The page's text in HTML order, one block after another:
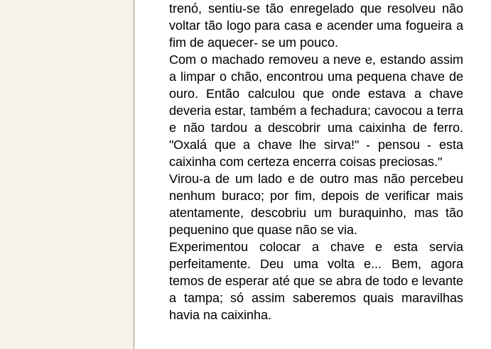
trenó, sentiu-se tão enregelado que resolveu não
voltar tão logo para casa e acender uma fogueira a
fim de aquecer- se um pouco.
Com o machado removeu a neve e, estando assim
a limpar o chão, encontrou uma pequena chave de
ouro. Então calculou que onde estava a chave
deveria estar, também a fechadura; cavocou a terra
e não tardou a descobrir uma caixinha de ferro.
"Oxalá que a chave lhe sirva!" - pensou - esta
caixinha com certeza encerra coisas preciosas."
Virou-a de um lado e de outro mas não percebeu
nenhum buraco; por fim, depois de verificar mais
atentamente, descobriu um buraquinho, mas tão
pequenino que quase não se via.
Experimentou colocar a chave e esta servia
perfeitamente. Deu uma volta e... Bem, agora
temos de esperar até que se abra de todo e levante
a tampa; só assim saberemos quais maravilhas
havia na caixinha.